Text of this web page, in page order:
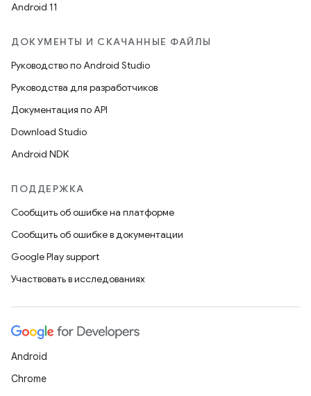
Android 11
ДОКУМЕНТЫ И СКАЧАННЫЕ ФАЙЛЫ
Руководство по Android Studio
Руководства для разработчиков
Документация по API
Download Studio
Android NDK
ПОДДЕРЖКА
Сообщить об ошибке на платформе
Сообщить об ошибке в документации
Google Play support
Участвовать в исследованиях
Android
Chrome